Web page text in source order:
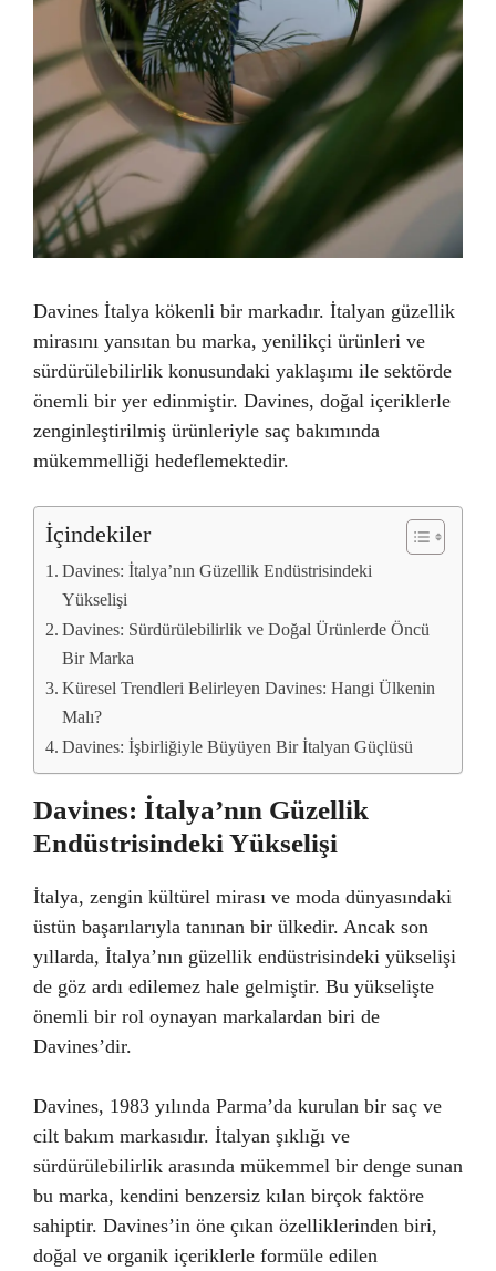
Davines İtalya kökenli bir markadır. İtalyan güzellik
mirasını yansıtan bu marka, yenilikçi ürünleri ve
sürdürülebilirlik konusundaki yaklaşımı ile sektörde
önemli bir yer edinmiştir. Davines, doğal içeriklerle
zenginleştirilmiş ürünleriyle saç bakımında
mükemmelliği hedeflemektedir.
İçindekiler
Davines: İtalya’nın Güzellik Endüstrisindeki
Yükselişi
Davines: Sürdürülebilirlik ve Doğal Ürünlerde Öncü
Bir Marka
Küresel Trendleri Belirleyen Davines: Hangi Ülkenin
Malı?
Davines: İşbirliğiyle Büyüyen Bir İtalyan Güçlüsü
Davines: İtalya’nın Güzellik
Endüstrisindeki Yükselişi
İtalya, zengin kültürel mirası ve moda dünyasındaki
üstün başarılarıyla tanınan bir ülkedir. Ancak son
yıllarda, İtalya’nın güzellik endüstrisindeki yükselişi
de göz ardı edilemez hale gelmiştir. Bu yükselişte
önemli bir rol oynayan markalardan biri de
Davines’dir.
Davines, 1983 yılında Parma’da kurulan bir saç ve
cilt bakım markasıdır. İtalyan şıklığı ve
sürdürülebilirlik arasında mükemmel bir denge sunan
bu marka, kendini benzersiz kılan birçok faktöre
sahiptir. Davines’in öne çıkan özelliklerinden biri,
doğal ve organik içeriklerle formüle edilen